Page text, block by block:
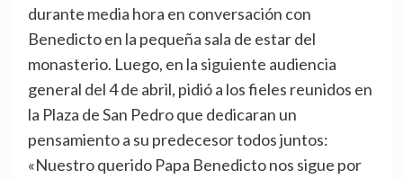
durante media hora en conversación con
Benedicto en la pequeña sala de estar del
monasterio. Luego, en la siguiente audiencia
general del 4 de abril, pidió a los fieles reunidos en
la Plaza de San Pedro que dedicaran un
pensamiento a su predecesor todos juntos:
«Nuestro querido Papa Benedicto nos sigue por